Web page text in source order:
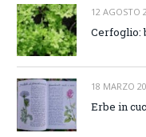
12 AGOSTO
Cerfoglio:
18 MARZO
Erbe in